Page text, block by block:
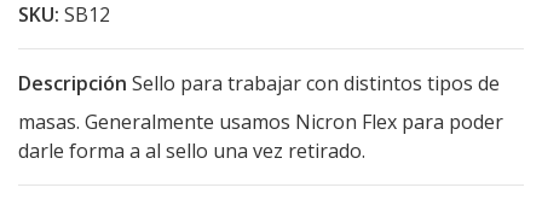
SKU: SB12
Descripción Sello para trabajar con distintos tipos de
masas. Generalmente usamos Nicron Flex para poder
darle forma a al sello una vez retirado.